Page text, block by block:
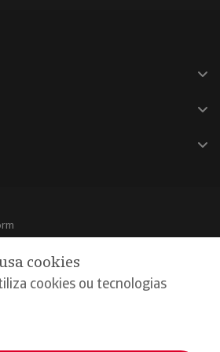
cookies
cookies ou tecnologias